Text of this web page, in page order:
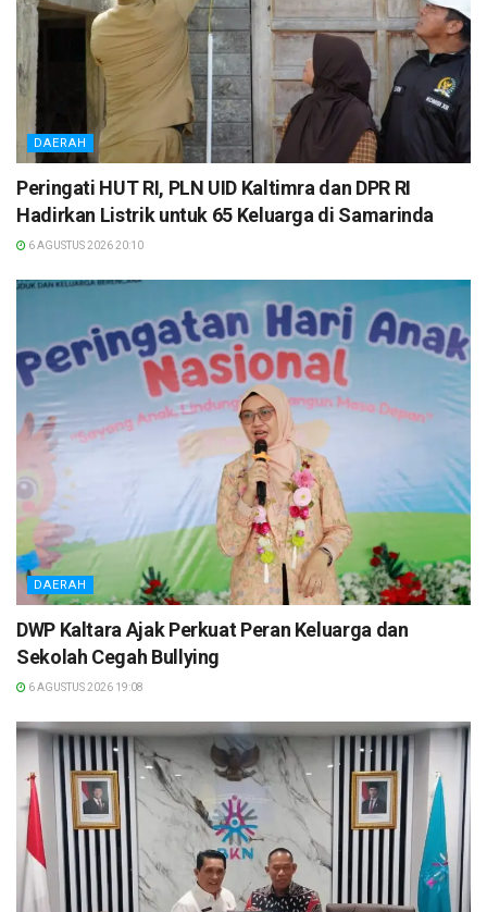
DAERAH
Peringati HUT RI, PLN UID Kaltimra dan DPR RI
Hadirkan Listrik untuk 65 Keluarga di Samarinda
6 AGUSTUS 2026 20:10
DAERAH
DWP Kaltara Ajak Perkuat Peran Keluarga dan
Sekolah Cegah Bullying
6 AGUSTUS 2026 19:08